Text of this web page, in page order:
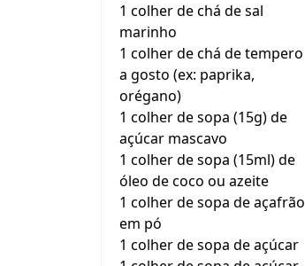
1 colher de chá de sal
marinho
1 colher de chá de tempero
a gosto (ex: paprika,
orégano)
1 colher de sopa (15g) de
açúcar mascavo
1 colher de sopa (15ml) de
óleo de coco ou azeite
1 colher de sopa de açafrão
em pó
1 colher de sopa de açúcar